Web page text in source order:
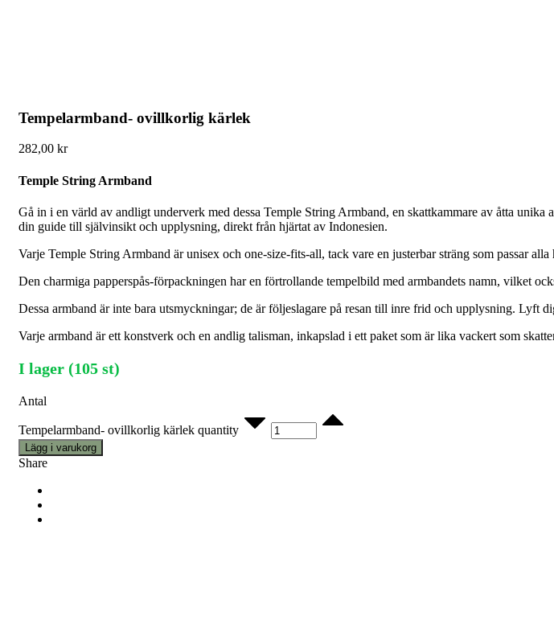
Tempelarmband- ovillkorlig kärlek
282,00 kr
Temple String Armband
Gå in i en värld av andligt underverk med dessa Temple String Armband, en skattkammare av åtta
din guide till självinsikt och upplysning, direkt från hjärtat av Indonesien.
Varje Temple String Armband är unisex och one-size-fits-all, tack vare en justerbar sträng som passar alla
Den charmiga papperspås-förpackningen har en förtrollande tempelbild med armbandets namn, vilket
Dessa armband är inte bara utsmyckningar; de är följeslagare på resan till inre frid och upplysning. Lyft
Varje armband är ett konstverk och en andlig talisman, inkapslad i ett paket som är lika vackert som
I lager (105 st)
Antal
Tempelarmband- ovillkorlig kärlek quantity
Lägg i varukorg
Share